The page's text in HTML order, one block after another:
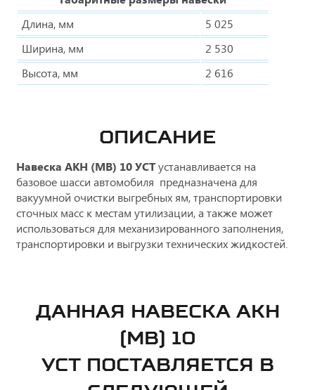
Длина, мм
5 025
Ширина, мм
2 530
Высота, мм
2 616
ОПИСАНИЕ
Навеска АКН (МВ) 10 УСТустанавливается на
базовое шасси автомобиля предназначена для
вакуумной очистки выгребных ям, транспортировки
сточных масс к местам утилизации, а также может
использоваться для механизированного заполнения,
транспортировки и выгрузки технических жидкостей.
ДАННАЯ НАВЕСКА АКН
(МВ) 10
УСТ ПОСТАВЛЯЕТСЯ В